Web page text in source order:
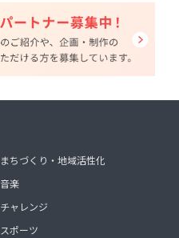
まちづくり・地域活性化
音楽
チャレンジ
スポーツ